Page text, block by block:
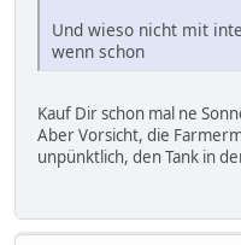
Und wieso nicht mit
wenn schon
Kauf Dir schon mal ne
Aber Vorsicht, die
unpünktlich, den Tank in